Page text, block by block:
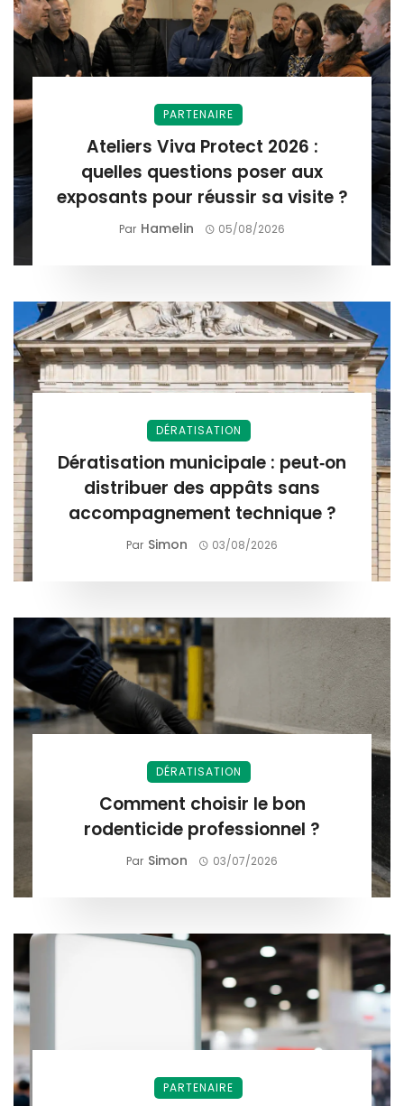
PARTENAIRE
Ateliers Viva Protect 2026 :
quelles questions poser aux
exposants pour réussir sa visite ?
Par Hamelin 05/08/2026
DÉRATISATION
Dératisation municipale : peut‑on
distribuer des appâts sans
accompagnement technique ?
Par Simon 03/08/2026
DÉRATISATION
Comment choisir le bon
rodenticide professionnel ?
Par Simon 03/07/2026
PARTENAIRE